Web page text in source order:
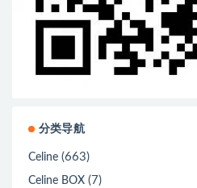
分类导航
Celine (663)
Celine BOX (7)